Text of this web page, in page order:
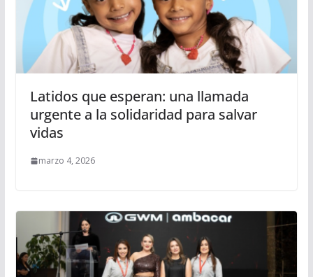
Latidos que esperan: una llamada
urgente a la solidaridad para salvar
vidas
marzo 4, 2026